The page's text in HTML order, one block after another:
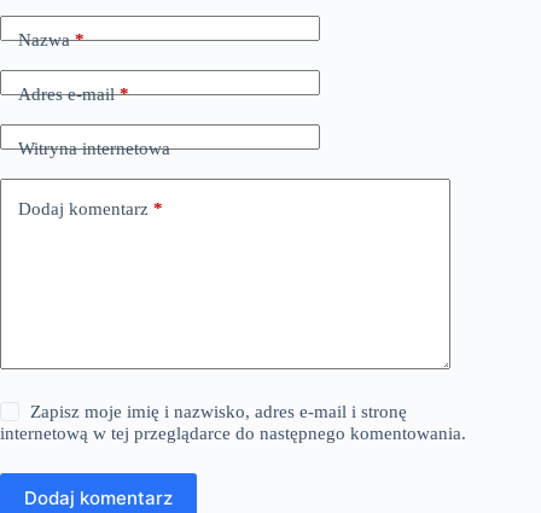
Nazwa*
Adres e-mail*
Witryna internetowa
Dodaj komentarz *
Zapisz moje imię i nazwisko, adres e-mail i stronę
internetową w tej przeglądarce do następnego komentowania.
Dodaj komentarz